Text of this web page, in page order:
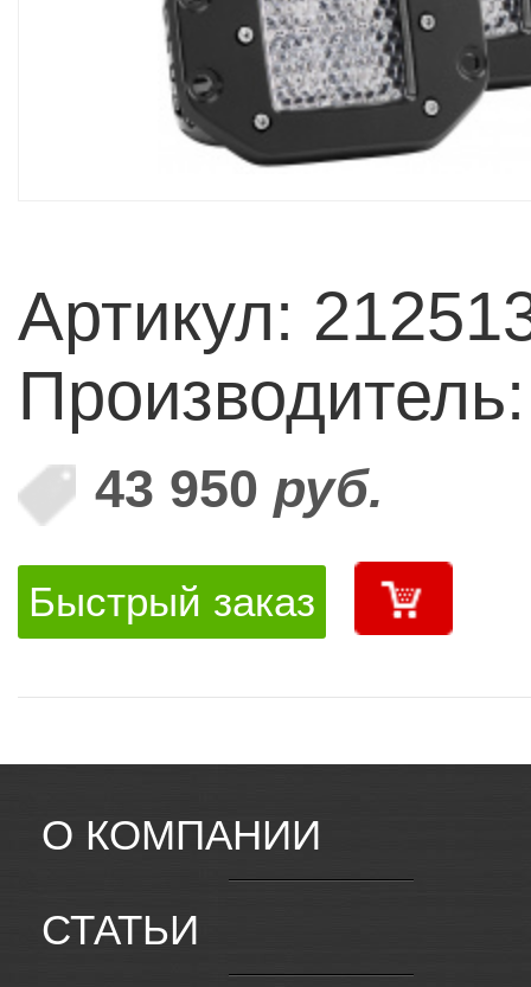
Артикул:
43 950 руб.
Быстрый заказ
О КОМПАНИИ
СТАТЬИ